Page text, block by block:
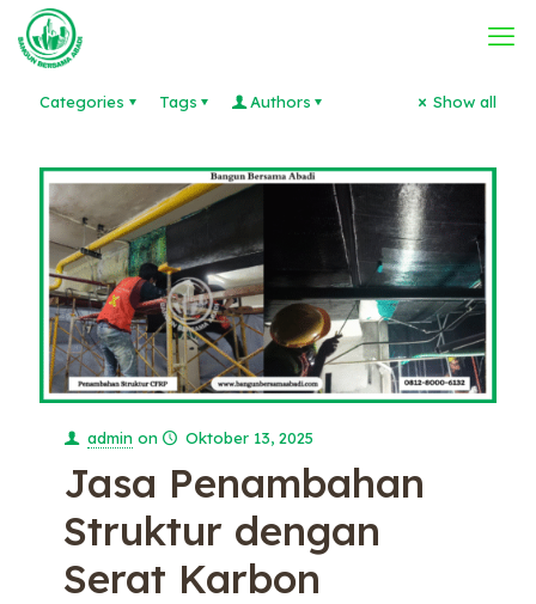
Categories Tags Authors Show all
admin on Oktober 13, 2025
Jasa Penambahan
Struktur dengan
Serat Karbon